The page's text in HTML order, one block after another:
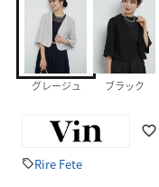
グレージュ ブラック
favorite_border
sellRire Fete